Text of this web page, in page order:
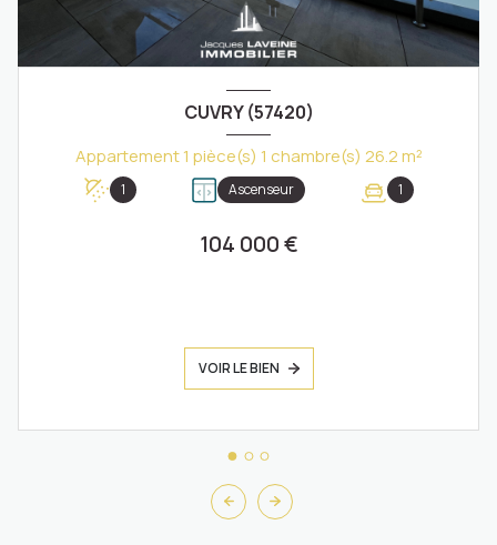
CUVRY (57420)
Appartement 1 pièce(s) 1 chambre(s) 26.2 m²
1 Ascenseur 1
104 000 €
VOIR LE BIEN